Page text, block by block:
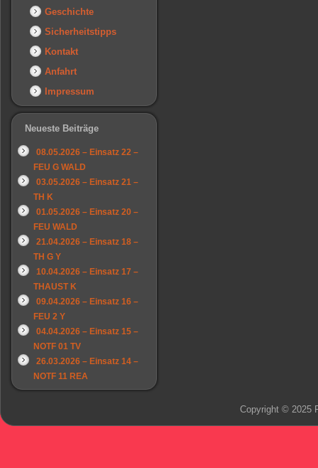
Geschichte
Sicherheitstipps
Kontakt
Anfahrt
Impressum
Neueste Beiträge
08.05.2026 – Einsatz 22 –
FEU G WALD
03.05.2026 – Einsatz 21 –
TH K
01.05.2026 – Einsatz 20 –
FEU WALD
21.04.2026 – Einsatz 18 –
TH G Y
10.04.2026 – Einsatz 17 –
THAUST K
09.04.2026 – Einsatz 16 –
FEU 2 Y
04.04.2026 – Einsatz 15 –
NOTF 01 TV
26.03.2026 – Einsatz 14 –
NOTF 11 REA
Copyright © 2025